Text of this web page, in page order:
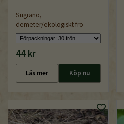
Sugrano,
demeter/ekologiskt frö
44 kr
Läs mer Köp nu